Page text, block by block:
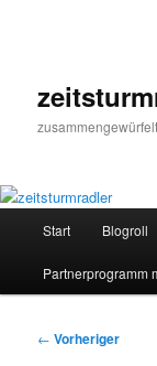
Start Blogroll
Partnerprogramm
Beitragsnavigation
← Vorheriger